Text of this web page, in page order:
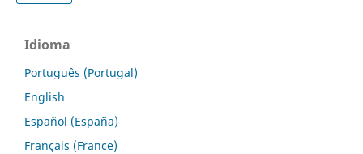
Idioma
Português (Portugal)
English
Español (España)
Français (France)